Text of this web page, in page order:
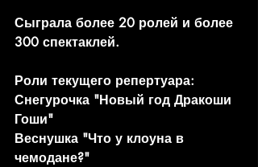
Сыграла более 20 ролей и более
300 спектаклей.
Роли текущего репертуара:
Снегурочка "Новый год Дракоши
Гоши"
Веснушка "Что у клоуна в
чемодане?"